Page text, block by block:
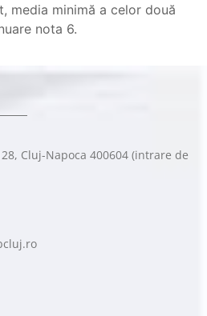
media minimă a celor două
nota 6.
Cluj-Napoca 400604 (intrare de